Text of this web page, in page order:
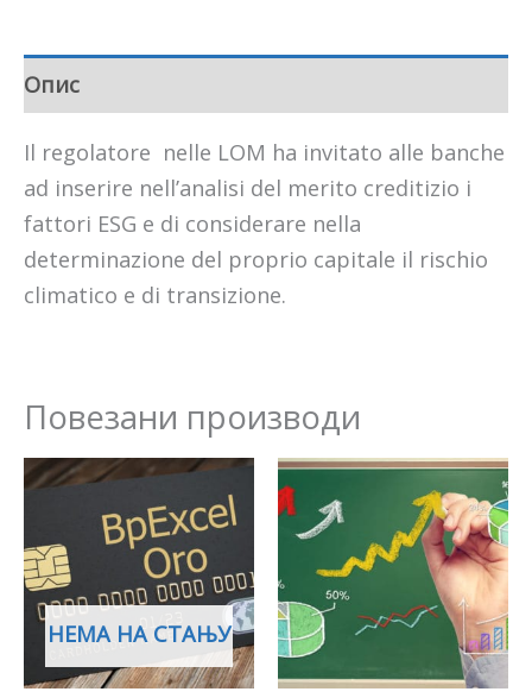
Опис
Il regolatore nelle LOM ha invitato alle banche
ad inserire nell’analisi del merito creditizio i
fattori ESG e di considerare nella
determinazione del proprio capitale il rischio
climatico e di transizione.
Повезани производи
НЕМА НА СТАЊУ